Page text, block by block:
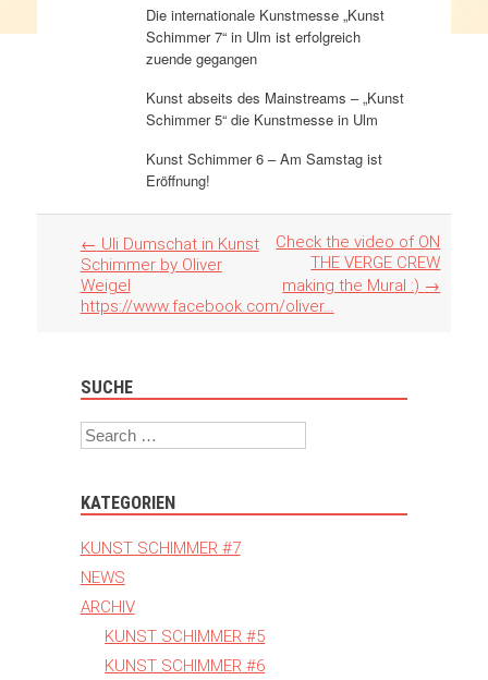
Die internationale Kunstmesse „Kunst
Schimmer 7“ in Ulm ist erfolgreich
zuende gegangen
Kunst abseits des Mainstreams – „Kunst
Schimmer 5“ die Kunstmesse in Ulm
Kunst Schimmer 6 – Am Samstag ist
Eröffnung!
Artikel
Navigation
← Uli Dumschat in Kunst
Schimmer by Oliver
Weigel
https://www.facebook.com/oliver…
Check the video of ON
THE VERGE CREW
making the Mural :) →
SUCHE
Search
KATEGORIEN
KUNST SCHIMMER #7
NEWS
ARCHIV
KUNST SCHIMMER #5
KUNST SCHIMMER #6